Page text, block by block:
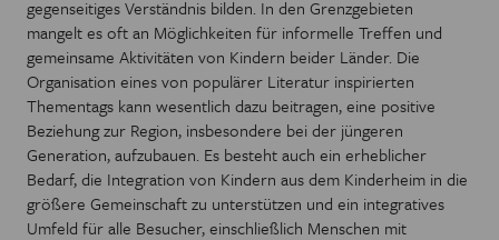
gegenseitiges Verständnis bilden. In den Grenzgebieten
mangelt es oft an Möglichkeiten für informelle Treffen und
gemeinsame Aktivitäten von Kindern beider Länder. Die
Organisation eines von populärer Literatur inspirierten
Thementags kann wesentlich dazu beitragen, eine positive
Beziehung zur Region, insbesondere bei der jüngeren
Generation, aufzubauen. Es besteht auch ein erheblicher
Bedarf, die Integration von Kindern aus dem Kinderheim in die
größere Gemeinschaft zu unterstützen und ein integratives
Umfeld für alle Besucher, einschließlich Menschen mit